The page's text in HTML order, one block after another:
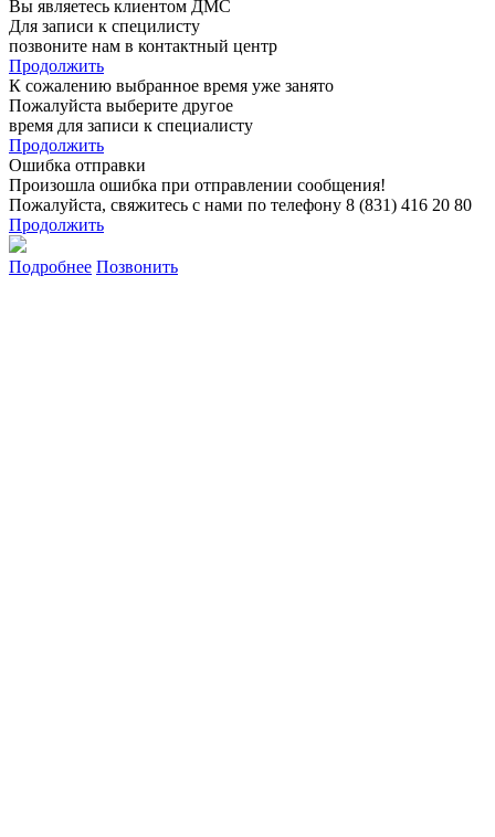
Вы являетесь клиентом ДМС
Для записи к специлисту
позвоните нам в контактный центр
Продолжить
К сожалению выбранное время уже занято
Пожалуйста выберите другое
время для записи к специалисту
Продолжить
Ошибка отправки
Произошла ошибка при отправлении сообщения!
Пожалуйста, свяжитесь с нами по телефону 8 (831) 416 20 80
Продолжить
Подробнее Позвонить